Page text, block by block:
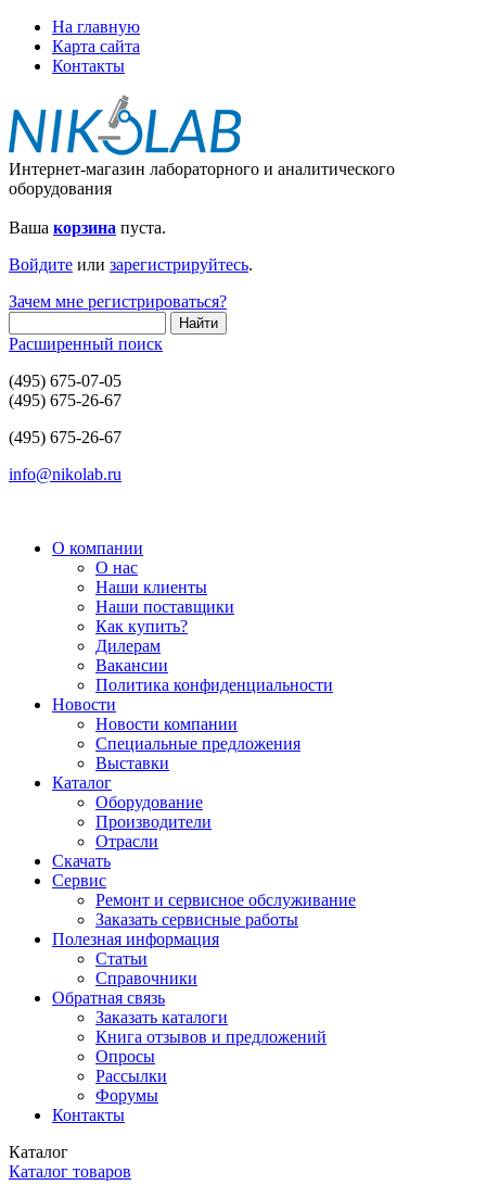
На главную
Карта сайта
Контакты
Интернет-магазин лабораторного и аналитического
оборудования
Ваша корзина пуста.
Войдите или зарегистрируйтесь.
Зачем мне регистрироваться?
Расширенный поиск
(495) 675-07-05
(495) 675-26-67
(495) 675-26-67
info@nikolab.ru
О компании
О нас
Наши клиенты
Наши поставщики
Как купить?
Дилерам
Вакансии
Политика конфиденциальности
Новости
Новости компании
Специальные предложения
Выставки
Каталог
Оборудование
Производители
Отрасли
Скачать
Сервис
Ремонт и сервисное обслуживание
Заказать сервисные работы
Полезная информация
Статьи
Справочники
Обратная связь
Заказать каталоги
Книга отзывов и предложений
Опросы
Рассылки
Форумы
Контакты
Каталог
Каталог товаров